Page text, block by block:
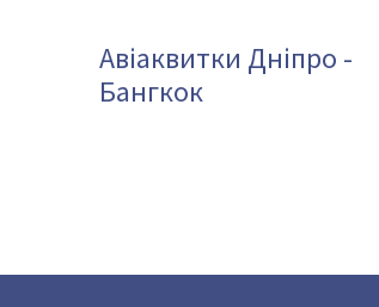
Авіаквитки Дніпро -
Бангкок